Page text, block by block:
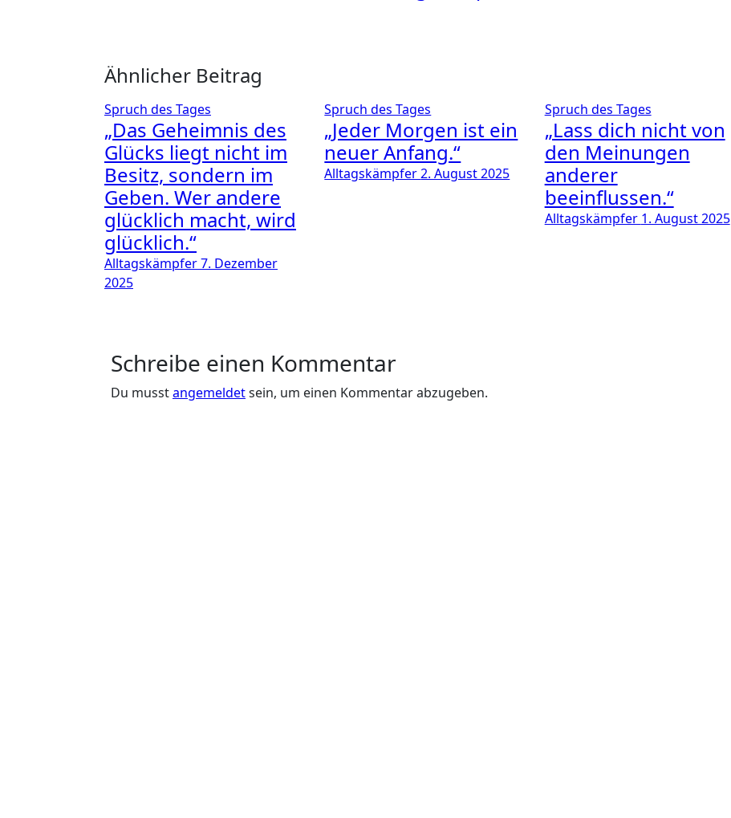
Ähnlicher Beitrag
Spruch des Tages
„Das Geheimnis des
Glücks liegt nicht im
Besitz, sondern im
Geben. Wer andere
glücklich macht, wird
glücklich.“
Alltagskämpfer7. Dezember
2025
Spruch des Tages
„Jeder Morgen ist ein
neuer Anfang.“
Alltagskämpfer2. August 2025
Spruch des Tages
„Lass dich nicht von
den Meinungen
anderer
beeinflussen.“
Alltagskämpfer 1. August 2025
Schreibe einen Kommentar
Du musstangemeldetsein, um einen Kommentar abzugeben.